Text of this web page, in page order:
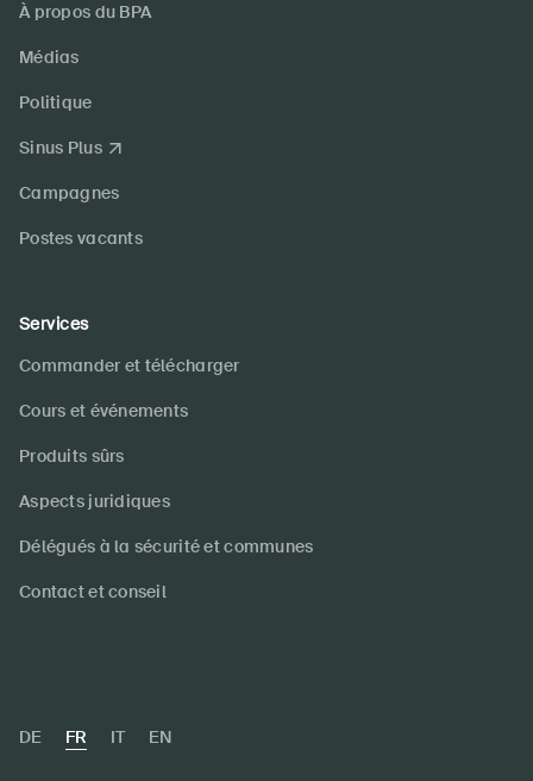
À propos du BPA
Médias
Politique
Sinus Plus
Campagnes
Postes vacants
Services
Commander et télécharger
Cours et événements
Produits sûrs
Aspects juridiques
Délégués à la sécurité et communes
Contact et conseil
DE FR IT EN